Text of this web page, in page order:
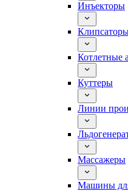
Инъекторы
Котлетные
Куттеры
Линии
Массажеры
Машины